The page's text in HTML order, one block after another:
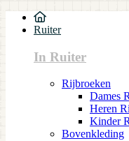
Ruiter
In Ruiter
Rijbroeken
Dames
Heren
Kinder
Bovenkleding